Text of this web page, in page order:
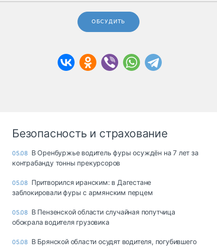
ОБСУДИТЬ
Безопасность и страхование
05.08 В Оренбуржье водитель фуры осуждён на 7 лет за
контрабанду тонны прекурсоров
05.08 Притворился иранским: в Дагестане
заблокировали фуры с армянским перцем
05.08 В Пензенской области случайная попутчица
обокрала водителя грузовика
05.08 В Брянской области осудят водителя, погубившего